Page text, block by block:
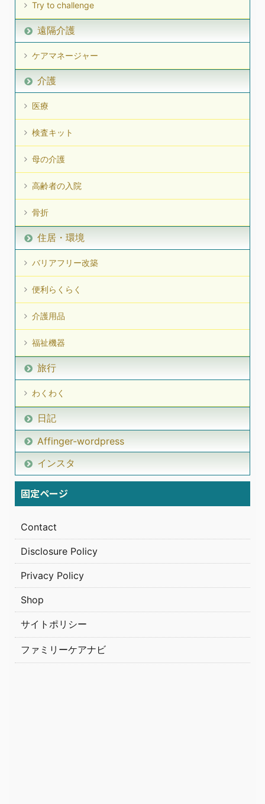
Try to challenge
遠隔介護
ケアマネージャー
介護
医療
検査キット
母の介護
高齢者の入院
骨折
住居・環境
バリアフリー改築
便利らくらく
介護用品
福祉機器
旅行
わくわく
日記
Affinger-wordpress
インスタ
固定ページ
Contact
Disclosure Policy
Privacy Policy
Shop
サイトポリシー
ファミリーケアナビ